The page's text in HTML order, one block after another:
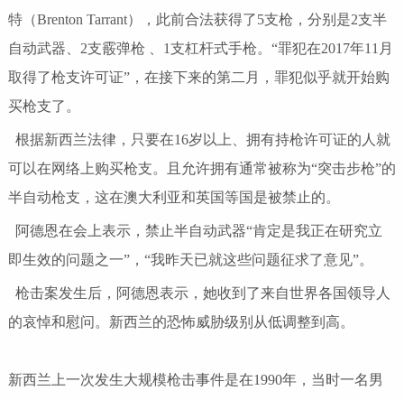
特（Brenton Tarrant），此前合法获得了5支枪，分别是2支半
自动武器、2支霰弹枪 、1支杠杆式手枪。“罪犯在2017年11月
取得了枪支许可证”，在接下来的第二月，罪犯似乎就开始购
买枪支了。
根据新西兰法律，只要在16岁以上、拥有持枪许可证的人就
可以在网络上购买枪支。且允许拥有通常被称为“突击步枪”的
半自动枪支，这在澳大利亚和英国等国是被禁止的。
阿德恩在会上表示，禁止半自动武器“肯定是我正在研究立
即生效的问题之一”，“我昨天已就这些问题征求了意见”。
枪击案发生后，阿德恩表示，她收到了来自世界各国领导人
的哀悼和慰问。新西兰的恐怖威胁级别从低调整到高。
新西兰上一次发生大规模枪击事件是在1990年，当时一名男